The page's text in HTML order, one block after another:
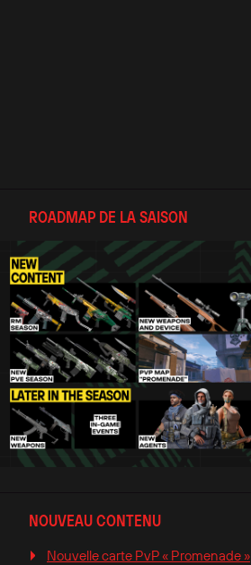
ROADMAP DE LA SAISON
NOUVEAU CONTENU
Nouvelle carte PvP « Promenade »